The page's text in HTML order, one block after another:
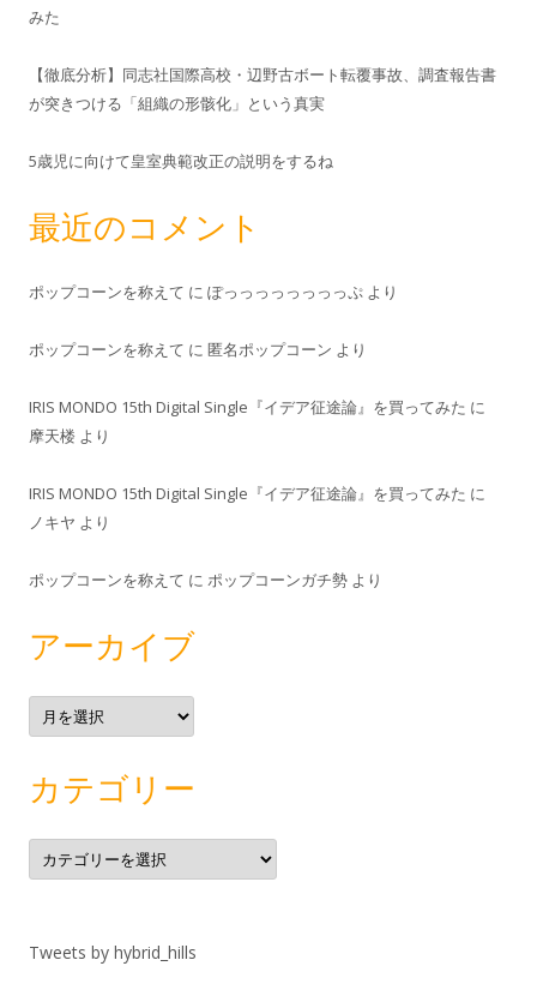
みた
【徹底分析】同志社国際高校・辺野古ボート転覆事故、調査報告書
が突きつける「組織の形骸化」という真実
5歳児に向けて皇室典範改正の説明をするね
最近のコメント
ポップコーンを称えて に ぽっっっっっっっっぷ より
ポップコーンを称えて に 匿名ポップコーン より
IRIS MONDO 15th Digital Single『イデア征途論』を買ってみた に
摩天楼 より
IRIS MONDO 15th Digital Single『イデア征途論』を買ってみた に
ノキヤ より
ポップコーンを称えて に ポップコーンガチ勢 より
アーカイブ
ア
ー
カ
カテゴリー
カ
テ
ゴ
Tweets by hybrid_hills